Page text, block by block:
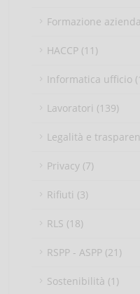
Formazione
HACCP (11)
Informatica ufficio
Lavoratori (139)
Legalità e
Privacy (7)
Rifiuti (3)
RLS (18)
RSPP - ASPP (21)
Sostenibilità (1)